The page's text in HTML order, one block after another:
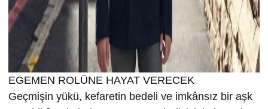
EGEMEN ROLÜNE HAYAT VERECEK
Geçmişin yükü, kefaretin bedeli ve imkânsız bir aşk